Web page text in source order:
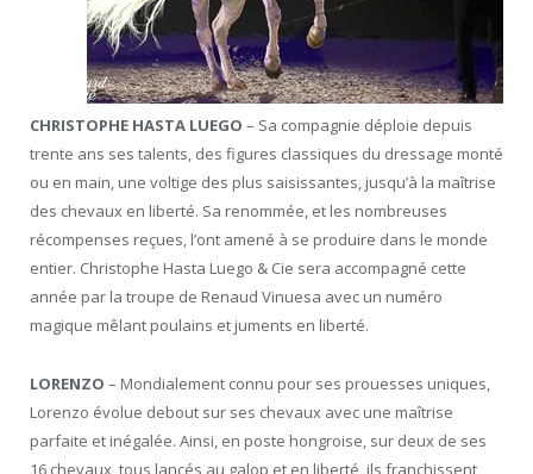
CHRISTOPHE HASTA LUEGO – Sa compagnie déploie depuis
trente ans ses talents, des figures classiques du dressage monté
ou en main, une voltige des plus saisissantes, jusqu’à la maîtrise
des chevaux en liberté. Sa renommée, et les nombreuses
récompenses reçues, l’ont amené à se produire dans le monde
entier. Christophe Hasta Luego & Cie sera accompagné cette
année par la troupe de Renaud Vinuesa avec un numéro
magique mêlant poulains et juments en liberté.
LORENZO – Mondialement connu pour ses prouesses uniques,
Lorenzo évolue debout sur ses chevaux avec une maîtrise
parfaite et inégalée. Ainsi, en poste hongroise, sur deux de ses
16 chevaux, tous lancés au galop et en liberté, ils franchissent